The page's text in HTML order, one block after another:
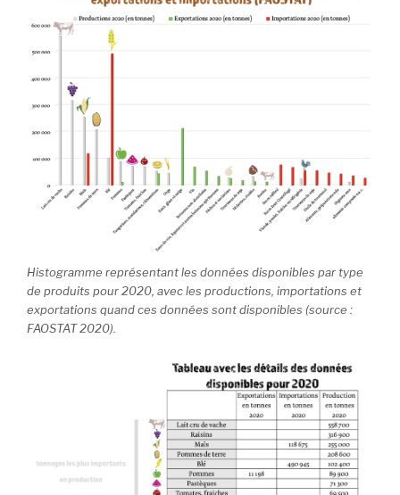
Histogramme représentant les données disponibles par type
de produits pour 2020, avec les productions, importations et
exportations quand ces données sont disponibles (source :
FAOSTAT 2020).